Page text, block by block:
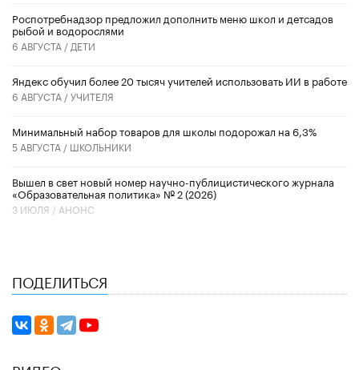
Роспотребнадзор предложил дополнить меню школ и детсадов
рыбой и водорослями
6 АВГУСТА / ДЕТИ
​Яндекс обучил более 20 тысяч учителей использовать ИИ в работе
6 АВГУСТА /УЧИТЕЛЯ
Минимальный набор товаров для школы подорожал на 6,3%
5 АВГУСТА / ШКОЛЬНИКИ
Вышел в свет новый номер научно-публицистического журнала
«Образовательная политика» № 2 (2026)
3 ИЮЛЯ / АНОНС
ПОДЕЛИТЬСЯ